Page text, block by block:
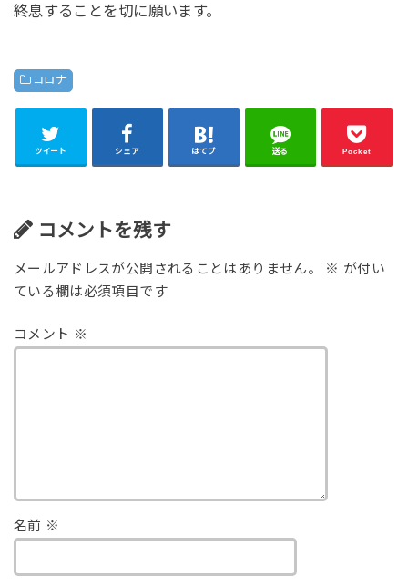
終息することを切に願います。
コロナ
ツイート シェア はてブ 送る Pocket
コメントを残す
メールアドレスが公開されることはありません。 ※ が付い
ている欄は必須項目です
コメント ※
名前 ※